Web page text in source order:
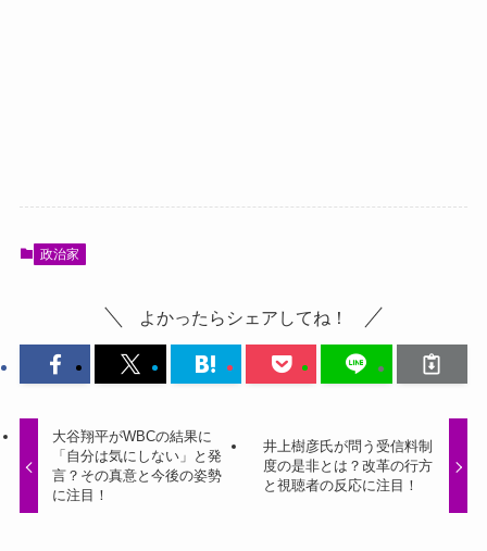
政治家
よかったらシェアしてね！
大谷翔平がWBCの結果に
「自分は気にしない」と発
言？その真意と今後の姿勢
に注目！
井上樹彦氏が問う受信料制
度の是非とは？改革の行方
と視聴者の反応に注目！